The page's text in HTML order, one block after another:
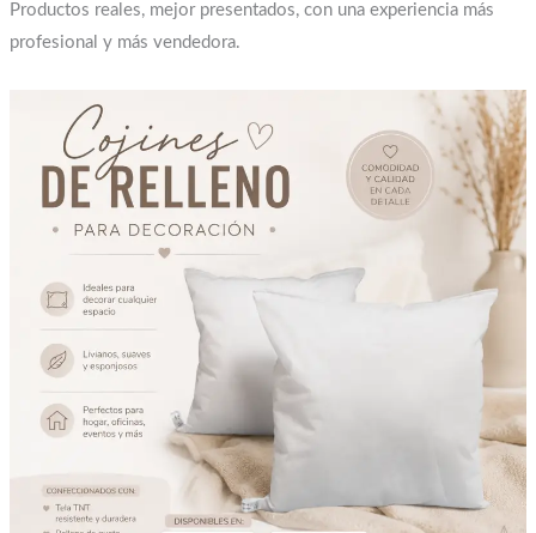
Productos reales, mejor presentados, con una experiencia más
profesional y más vendedora.